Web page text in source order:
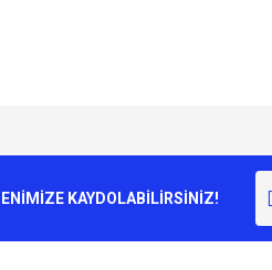
KAYDOLABİLİRSİNİZ!